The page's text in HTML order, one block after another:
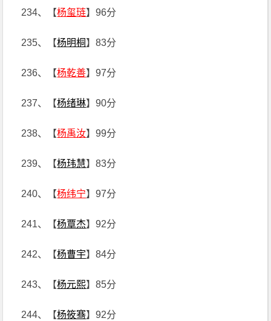
234、【杨玺琏】96分
235、【杨明桐 】83分
236、【杨乾善】97分
237、【杨绪琳】90分
238、【杨禹汝】99分
239、【杨玮慧】83分
240、【杨纬宁】97分
241、【杨覃杰】92分
242、【杨曹宇】84分
243、【杨元熙】85分
244、【杨筱骞】92分